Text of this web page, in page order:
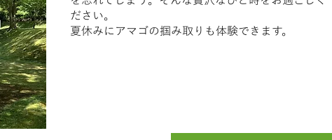
ださい。
夏休みにアマゴの掴み取りも体験できます。